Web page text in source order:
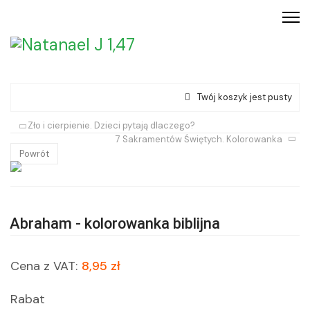
Twój koszyk jest pusty
Zło i cierpienie. Dzieci pytają dlaczego?
7 Sakramentów Świętych. Kolorowanka
Powrót
Abraham - kolorowanka biblijna
Cena z VAT: 8,95 zł
Rabat